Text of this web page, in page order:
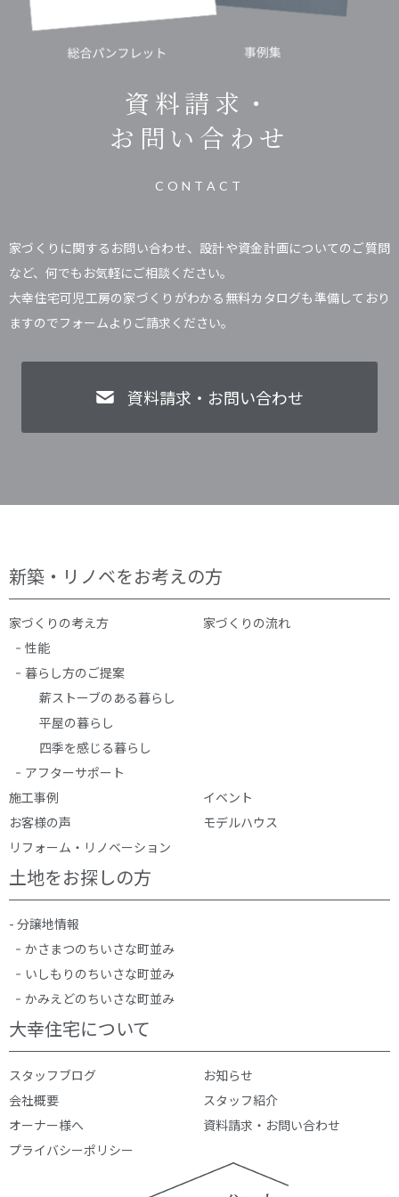
資料請求・
お問い合わせ
CONTACT
家づくりに関するお問い合わせ、設計や資金計画についてのご質問
など、何でもお気軽にご相談ください。
大幸住宅可児工房の家づくりがわかる無料カタログも準備しており
ますのでフォームよりご請求ください。
資料請求・お問い合わせ
新築・リノベをお考えの方
家づくりの考え方
性能
暮らし方のご提案
薪ストーブのある暮らし
平屋の暮らし
四季を感じる暮らし
アフターサポート
家づくりの流れ
施工事例
イベント
お客様の声
モデルハウス
リフォーム・リノベーション
土地をお探しの方
- 分譲地情報
かさまつのちいさな町並み
いしもりのちいさな町並み
かみえどのちいさな町並み
大幸住宅について
スタッフブログ
お知らせ
会社概要
スタッフ紹介
オーナー様へ
資料請求・お問い合わせ
プライバシーポリシー